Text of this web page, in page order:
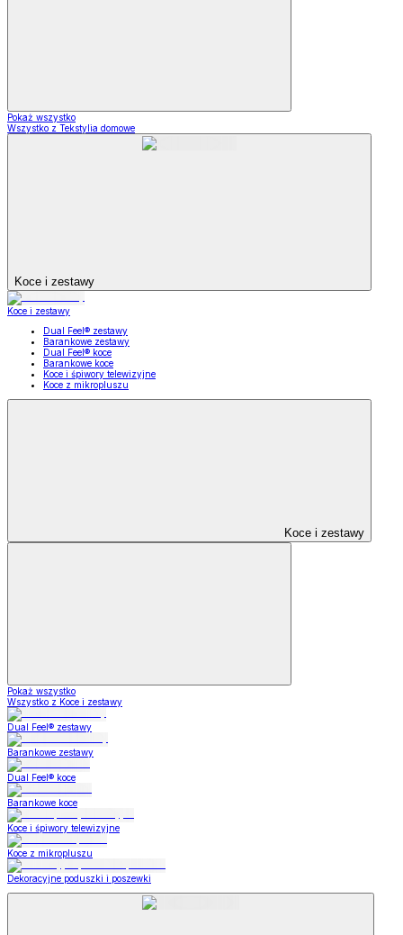
Pokaż wszystko
Wszystko z Tekstylia domowe
Koce i zestawy
Koce i zestawy
Dual Feel® zestawy
Barankowe zestawy
Dual Feel® koce
Barankowe koce
Koce i śpiwory telewizyjne
Koce z mikropluszu
Koce i zestawy
Pokaż wszystko
Wszystko z Koce i zestawy
Dual Feel® zestawy
Barankowe zestawy
Dual Feel® koce
Barankowe koce
Koce i śpiwory telewizyjne
Koce z mikropluszu
Dekoracyjne poduszki i poszewki